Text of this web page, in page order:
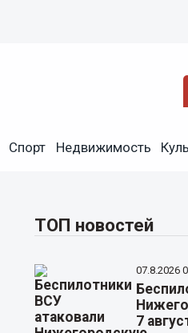
Спорт Недвижимость
ТОП новостей
07.8.2026
7